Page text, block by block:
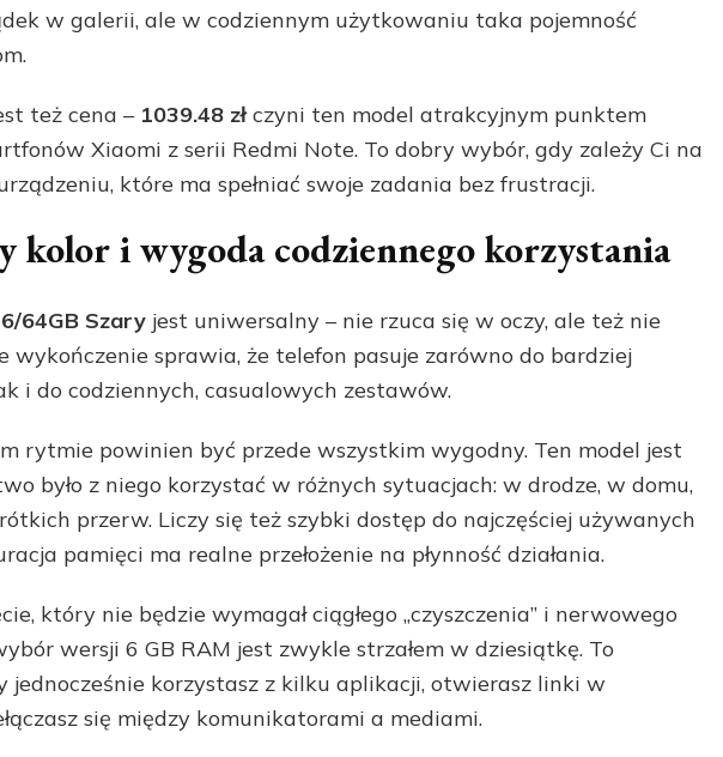
w galerii, ale w codziennym użytkowaniu taka pojemność
też cena – 1039.48 złczyni ten model atrakcyjnym punktem
Xiaomi z serii Redmi Note. To dobry wybór, gdy zależy Ci na
które ma spełniać swoje zadania bez frustracji.
kolor i wygoda codziennego korzystania
64GB Szary jest uniwersalny – nie rzuca się w oczy, ale też nie
wykończenie sprawia, że telefon pasuje zarówno do bardziej
i do codziennych, casualowych zestawów.
rytmie powinien być przede wszystkim wygodny. Ten model jest
było z niego korzystać w różnych sytuacjach: w drodze, w domu,
przerw. Liczy się też szybki dostęp do najczęściej używanych
pamięci ma realne przełożenie na płynność działania.
który nie będzie wymagał ciągłego „czyszczenia” i nerwowego
wersji 6 GB RAM jest zwykle strzałem w dziesiątkę. To
jednocześnie korzystasz z kilku aplikacji, otwierasz linki w
się między komunikatorami a mediami.